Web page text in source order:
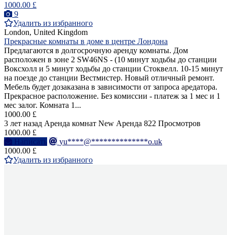
1000.00 £
9
Удалить из избранного
London, United Kingdom
Прекрасные комнаты в доме в центре Лондона
Предлагаются в долгосрочную аренду комнаты. Дом
расположен в зоне 2 SW46NS - (10 минут ходьбы до станции
Воксхолл и 5 минут ходьбы до станции Стоквелл. 10-15 минут
на поезде до станции Вестмистер. Новый отличный ремонт.
Мебель будет дозаказана в зависимости от запроса аредатора.
Прекрасное расположение. Без комиссии - платеж за 1 мес и 1
мес залог. Комната 1...
1000.00 £
3 лет назад Аренда комнат New Аренда 822 Просмотров
1000.00 £
Написать
yu****@**************o.uk
1000.00 £
Удалить из избранного